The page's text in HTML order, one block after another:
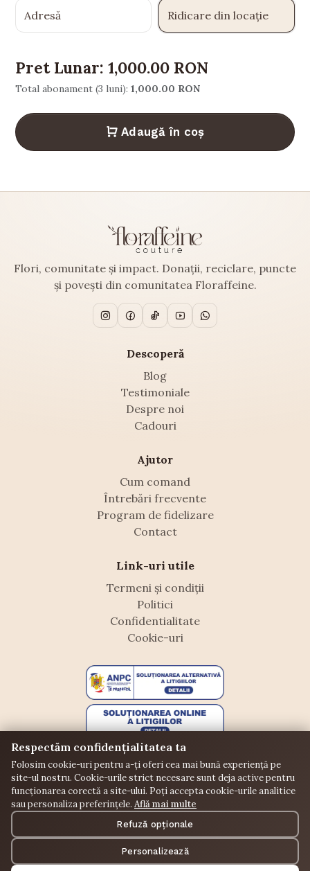
Adresă Ridicare din locație
Pret Lunar: 1,000.00 RON
Total abonament (3 luni): 1,000.00 RON
Adaugă în coș
Flori, comunitate și impact. Donații, reciclare, puncte
și povești din comunitatea Floraffeine.
Descoperă
Blog
Testimoniale
Despre noi
Cadouri
Ajutor
Cum comand
Întrebări frecvente
Program de fidelizare
Contact
Link-uri utile
Termeni și condiții
Politici
Confidentialitate
Cookie-uri
Floraffeine. Toate drepturile rezervate.
Donații
Puncte
Comunitate
Instalează aplicația Floraffeine
Respectăm confidențialitatea ta
Folosim cookie-uri pentru a-ți oferi cea mai bună experiență pe
site-ul nostru. Cookie-urile strict necesare sunt deja active pentru
funcționarea corectă a site-ului. Poți accepta cookie-urile analitice
sau personaliza preferințele. Află mai multe
Refuză opționale
Personalizează